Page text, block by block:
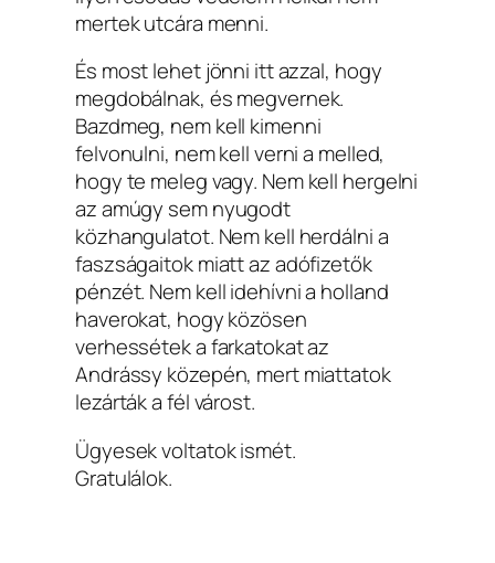
mertek utcára menni.
És most lehet jönni itt azzal, hogy
megdobálnak, és megvernek.
Bazdmeg, nem kell kimenni
felvonulni, nem kell verni a melled,
hogy te meleg vagy. Nem kell hergelni
az amúgy sem nyugodt
közhangulatot. Nem kell herdálni a
faszságaitok miatt az adófizetők
pénzét. Nem kell idehívni a holland
haverokat, hogy közösen
verhessétek a farkatokat az
Andrássy közepén, mert miattatok
lezárták a fél várost.
Ügyesek voltatok ismét.
Gratulálok.